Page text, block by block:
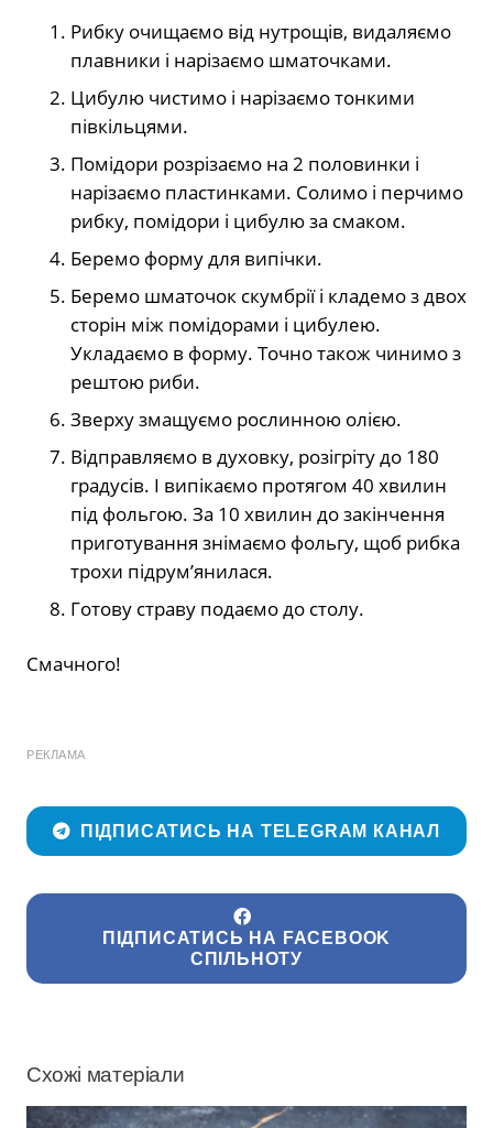
Рибку очищаємо від нутрощів, видаляємо
плавники і нарізаємо шматочками.
Цибулю чистимо і нарізаємо тонкими
півкільцями.
Помідори розрізаємо на 2 половинки і
нарізаємо пластинками. Солимо і перчимо
рибку, помідори і цибулю за смаком.
Беремо форму для випічки.
Беремо шматочок скумбрії і кладемо з двох
сторін між помідорами і цибулею.
Укладаємо в форму. Точно також чинимо з
рештою риби.
Зверху змащуємо рослинною олією.
Відправляємо в духовку, розігріту до 180
градусів. І випікаємо протягом 40 хвилин
під фольгою. За 10 хвилин до закінчення
приготування знімаємо фольгу, щоб рибка
трохи підрум’янилася.
Готову страву подаємо до столу.
Смачного!
РЕКЛАМА
ПІДПИСАТИСЬ НА TELEGRAM КАНАЛ
ПІДПИСАТИСЬ НА FACEBOOK
СПІЛЬНОТУ
Схожі матеріали